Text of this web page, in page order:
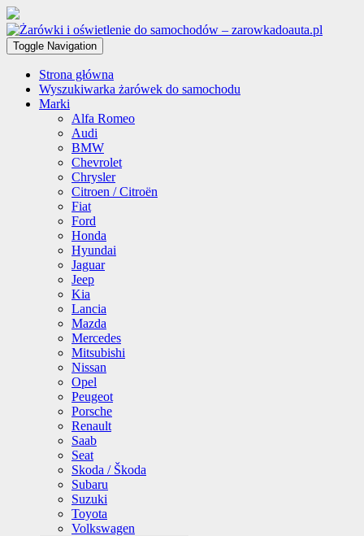
Toggle Navigation
Strona główna
Wyszukiwarka żarówek do samochodu
Marki
Alfa Romeo
Audi
BMW
Chevrolet
Chrysler
Citroen / Citroën
Fiat
Ford
Honda
Hyundai
Jaguar
Jeep
Kia
Lancia
Mazda
Mercedes
Mitsubishi
Nissan
Opel
Peugeot
Porsche
Renault
Saab
Seat
Skoda / Škoda
Subaru
Suzuki
Toyota
Volkswagen